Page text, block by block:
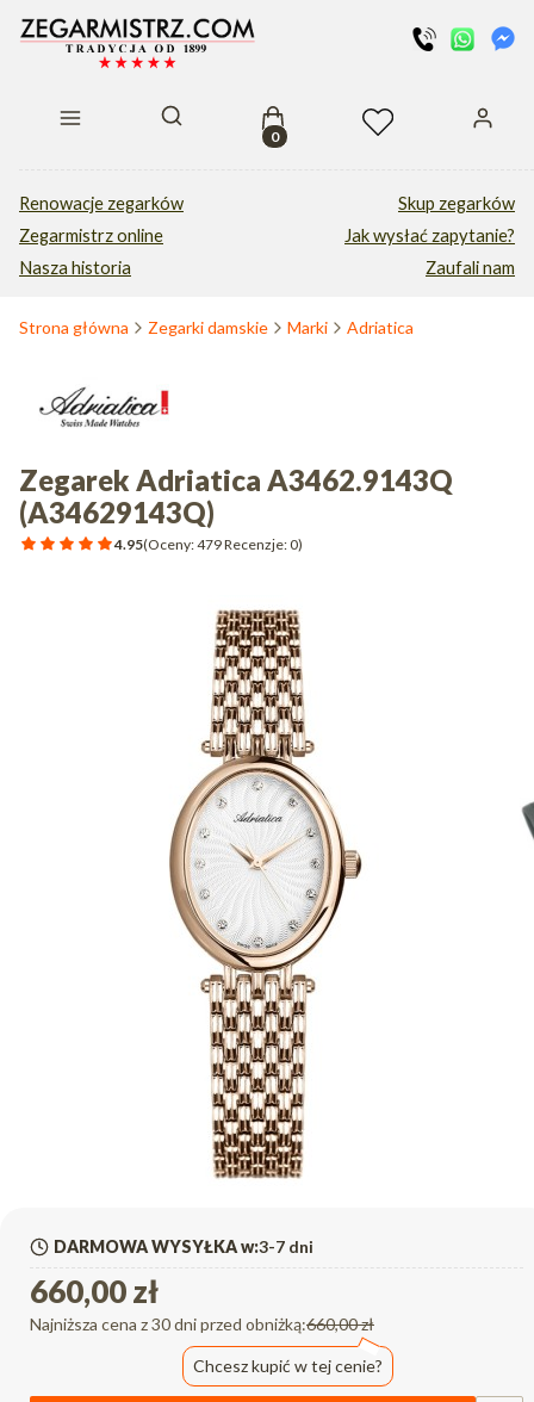
Otwórz wyszukiwarkęProdukty w koszyku: 0. Zobacz
Renowacje zegarków
Zegarmistrz online
Nasza historia
Skup zegarków
Jak wysłać zapytanie?
Zaufali nam
Strona główna Zegarki damskie Marki Adriatica
Zegarek Adriatica A3462.9143Q
(A34629143Q)
4.95(Oceny: 479 Recenzje: 0)
DARMOWA WYSYŁKA w:3-7 dni
660,00 zł
Najniższa cena z 30 dni przed obniżką:660,00 zł
Chcesz kupić w tej cenie?